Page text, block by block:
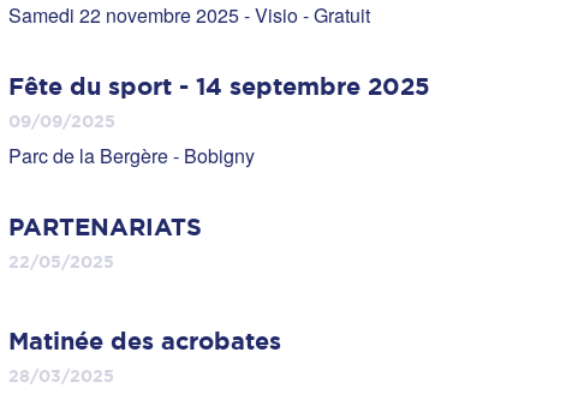
Samedi 22 novembre 2025 - Visio - Gratuit
Fête du sport - 14 septembre 2025
09/09/2025
Parc de la Bergère - Bobigny
PARTENARIATS
22/05/2025
Matinée des acrobates
28/03/2025